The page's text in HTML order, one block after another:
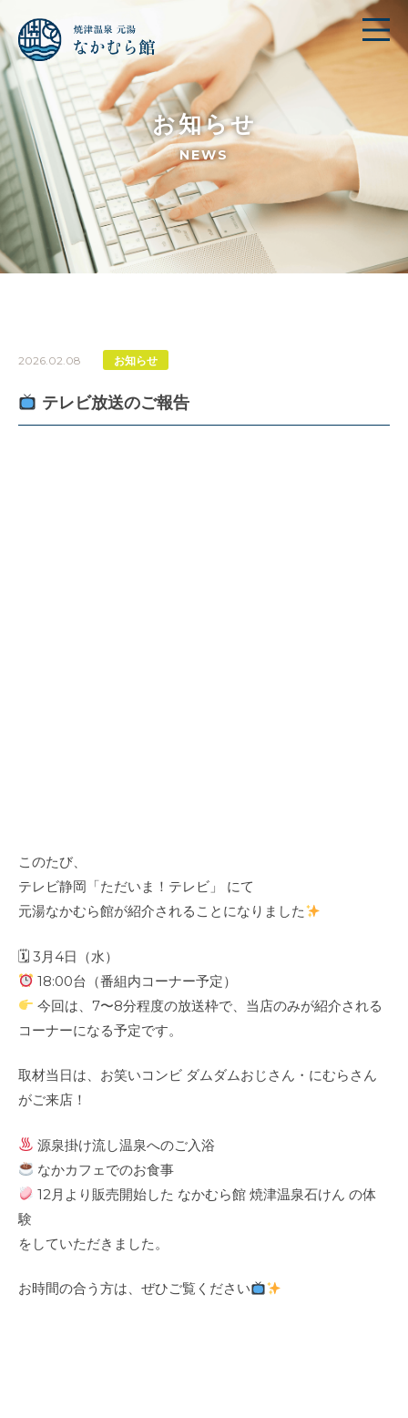
お知らせ
NEWS
2026.02.08 お知らせ
テレビ放送のご報告
このたび、
テレビ静岡「ただいま！テレビ」 にて
元湯なかむら館が紹介されることになりました
🗓 3月4日（水）
18:00台（番組内コーナー予定）
今回は、7〜8分程度の放送枠で、当店のみが紹介される
コーナーになる予定です。
取材当日は、お笑いコンビ ダムダムおじさん・にむらさん
がご来店！
源泉掛け流し温泉へのご入浴
なかカフェでのお食事
12月より販売開始した なかむら館 焼津温泉石けん の体
験
をしていただきました。
お時間の合う方は、ぜひご覧ください